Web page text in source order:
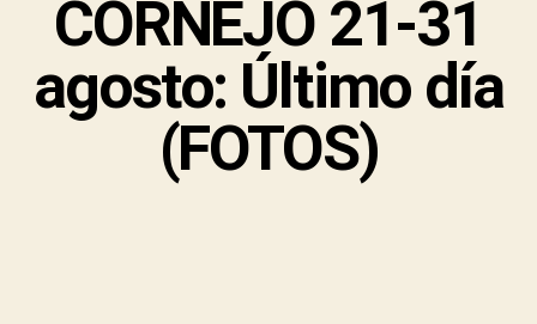
CORNEJO 21-31
agosto: Último día
(FOTOS)